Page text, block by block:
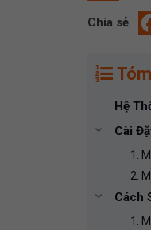
Chia sẻ
Hệ
Cài
1.
2.
Cách
1.